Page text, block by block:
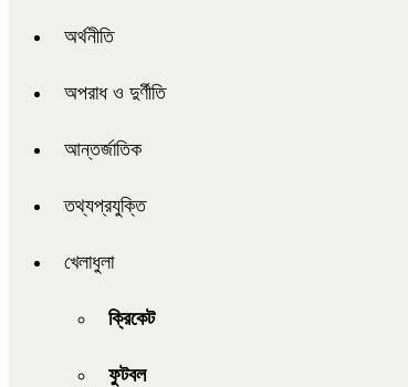
অর্থনীতি
অপরাধ ও দুর্ণীতি
আন্তর্জাতিক
তথ্যপ্রযুক্তি
খেলাধুলা
ক্রিকেট
ফুটবল